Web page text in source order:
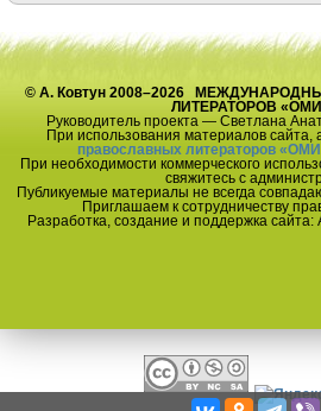
© А. Ковтун 2008–2026
ЛИТЕРАТОРОВ
Руководитель проекта — Светлана
При использования материалов сайта,
православных литераторов
При необходимости коммерческого
свяжитесь с
Публикуемые материалы не всегда
Приглашаем к сотрудничеству
Разработка, создание и поддержка сайта: